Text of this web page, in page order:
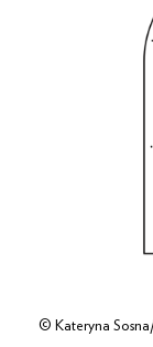
© Kateryna